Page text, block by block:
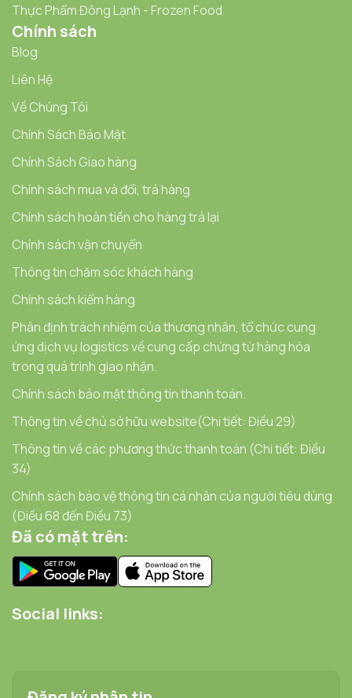
Thực Phẩm Đông Lạnh - Frozen Food
Chính sách
Blog
Liên Hệ
Về Chúng Tôi
Chính Sách Bảo Mật
Chính Sách Giao hàng
Chính sách mua và đổi, trả hàng
Chính sách hoàn tiền cho hàng trả lại
Chính sách vận chuyển
Thông tin chăm sóc khách hàng
Chính sách kiểm hàng
Phân định trách nhiệm của thương nhân, tổ chức cung
ứng dịch vụ logistics về cung cấp chứng từ hàng hóa
trong quá trình giao nhận.
Chính sách bảo mật thông tin thanh toán.
Thông tin về chủ sở hữu website(Chi tiết: Điều 29)
Thông tin về các phương thức thanh toán (Chi tiết: Điều
34)
Chính sách bảo vệ thông tin cá nhân của người tiêu dùng
(Điều 68 đến Điều 73)
Đã có mặt trên:
Social links: